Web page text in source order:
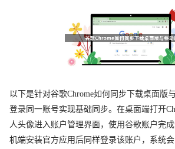
以下是针对谷歌Chrome如何同步下载桌面版
登录同一账号实现基础同步。在桌面端打开
人头像进入账户管理界面，使用谷歌账户完
机端安装官方应用后同样登录该账户，系统